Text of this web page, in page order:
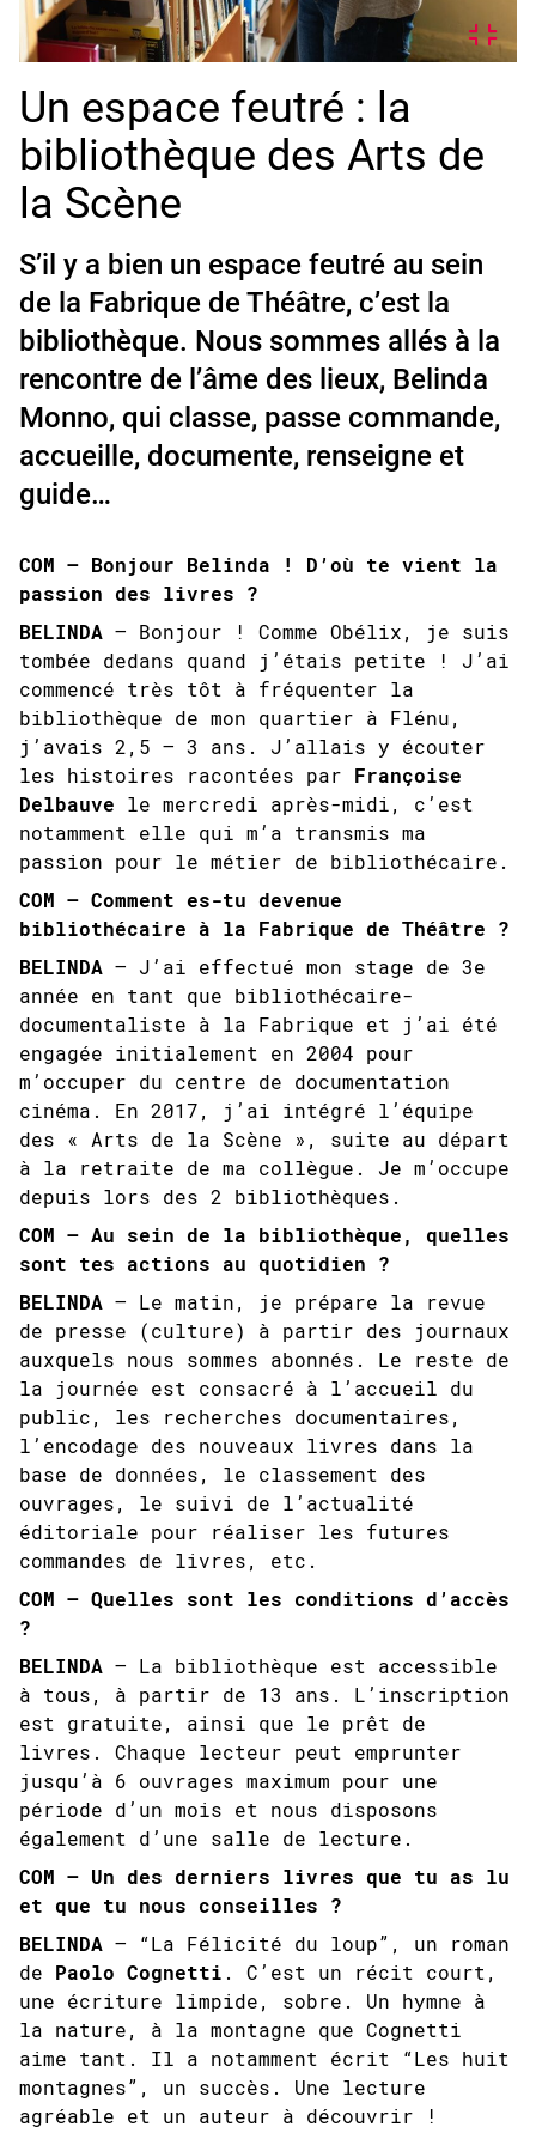
Un espace feutré : la
bibliothèque des Arts de
la Scène
S’il y a bien un espace feutré au sein
de la Fabrique de Théâtre, c’est la
bibliothèque. Nous sommes allés à la
rencontre de l’âme des lieux, Belinda
Monno, qui classe, passe commande,
accueille, documente, renseigne et
guide…
COM – Bonjour Belinda ! D’où te vient la
passion des livres ?
BELINDA – Bonjour ! Comme Obélix, je suis
tombée dedans quand j’étais petite ! J’ai
commencé très tôt à fréquenter la
bibliothèque de mon quartier à Flénu,
j’avais 2,5 – 3 ans. J’allais y écouter
les histoires racontées par Françoise
Delbauve le mercredi après-midi, c’est
notamment elle qui m’a transmis ma
passion pour le métier de bibliothécaire.
COM – Comment es-tu devenue
bibliothécaire à la Fabrique de Théâtre ?
BELINDA – J’ai effectué mon stage de 3e
année en tant que bibliothécaire-
documentaliste à la Fabrique et j’ai été
engagée initialement en 2004 pour
m’occuper du centre de documentation
cinéma. En 2017, j’ai intégré l’équipe
des « Arts de la Scène », suite au départ
à la retraite de ma collègue. Je m’occupe
depuis lors des 2 bibliothèques.
COM – Au sein de la bibliothèque, quelles
sont tes actions au quotidien ?
BELINDA – Le matin, je prépare la revue
de presse (culture) à partir des journaux
auxquels nous sommes abonnés. Le reste de
la journée est consacré à l’accueil du
public, les recherches documentaires,
l’encodage des nouveaux livres dans la
base de données, le classement des
ouvrages, le suivi de l’actualité
éditoriale pour réaliser les futures
commandes de livres, etc.
COM – Quelles sont les conditions d’accès
?
BELINDA – La bibliothèque est accessible
à tous, à partir de 13 ans. L’inscription
est gratuite, ainsi que le prêt de
livres. Chaque lecteur peut emprunter
jusqu’à 6 ouvrages maximum pour une
période d’un mois et nous disposons
également d’une salle de lecture.
COM – Un des derniers livres que tu as lu
et que tu nous conseilles ?
BELINDA – “La Félicité du loup”, un roman
de Paolo Cognetti . C’est un récit court,
une écriture limpide, sobre. Un hymne à
la nature, à la montagne que Cognetti
aime tant. Il a notamment écrit “Les huit
montagnes”, un succès. Une lecture
agréable et un auteur à découvrir !